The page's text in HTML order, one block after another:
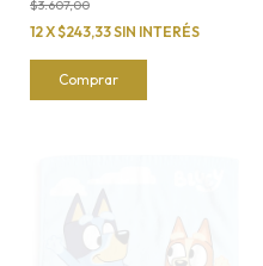
$3.607,00
12X$243,33SIN INTERÉS